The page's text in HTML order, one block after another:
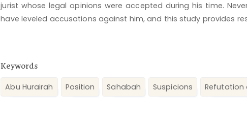
jurist whose legal opinions were accepted during his time.
have leveled accusations against him, and this study provides
Keywords
Abu Hurairah Position Sahabah Suspicions Refutation